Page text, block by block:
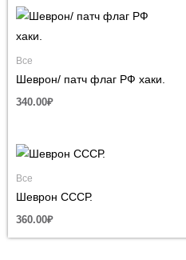
Все
Шеврон/ патч флаг РФ хаки.
340.00₽
Все
Шеврон СССР.
360.00₽